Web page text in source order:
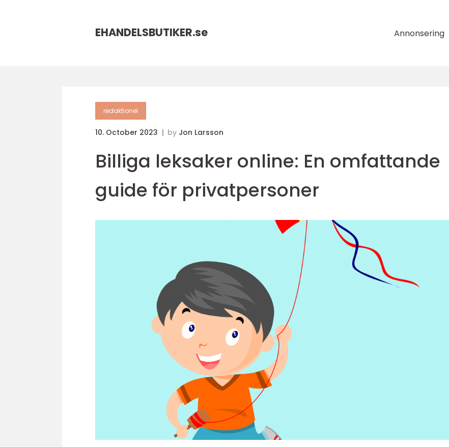
EHANDELSBUTIKER.se Annonsering
redaktionel
10. October 2023 by Jon Larsson
Billiga leksaker online: En omfattande
guide för privatpersoner